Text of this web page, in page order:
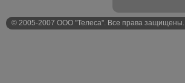
© 2005-2007 ООО "Телеса". Все права защищены.